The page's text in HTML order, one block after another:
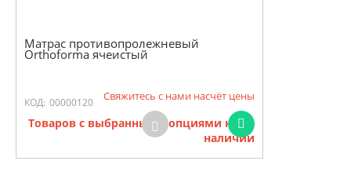
Матрас противопролежневый
Orthoforma ячеистый
КОД: 00000120 Свяжитесь с нами насчёт цены
Товаров с выбранными опциями нет в
наличии